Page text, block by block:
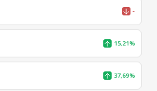
-
15,21%
37,69%